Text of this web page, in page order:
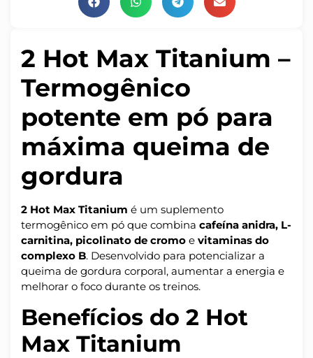
2 Hot Max Titanium –
Termogênico
potente em pó para
máxima queima de
gordura
2 Hot Max Titanium é um suplemento
termogênico em pó que combina cafeína anidra, L-
carnitina, picolinato de cromo e vitaminas do
complexo B. Desenvolvido para potencializar a
queima de gordura corporal, aumentar a energia e
melhorar o foco durante os treinos.
Benefícios do 2 Hot
Max Titanium